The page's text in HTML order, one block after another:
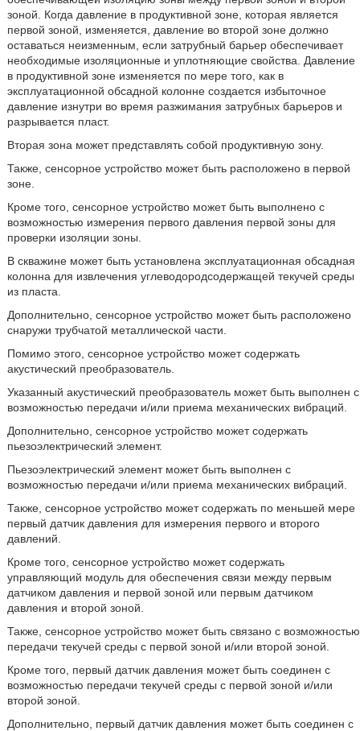
зоной. Когда давление в продуктивной зоне, которая является
первой зоной, изменяется, давление во второй зоне должно
оставаться неизменным, если затрубный барьер обеспечивает
необходимые изоляционные и уплотняющие свойства. Давление
в продуктивной зоне изменяется по мере того, как в
эксплуатационной обсадной колонне создается избыточное
давление изнутри во время разжимания затрубных барьеров и
разрывается пласт.
Вторая зона может представлять собой продуктивную зону.
Также, сенсорное устройство может быть расположено в первой
зоне.
Кроме того, сенсорное устройство может быть выполнено с
возможностью измерения первого давления первой зоны для
проверки изоляции зоны.
В скважине может быть установлена эксплуатационная обсадная
колонна для извлечения углеводородсодержащей текучей среды
из пласта.
Дополнительно, сенсорное устройство может быть расположено
снаружи трубчатой металлической части.
Помимо этого, сенсорное устройство может содержать
акустический преобразователь.
Указанный акустический преобразователь может быть выполнен с
возможностью передачи и/или приема механических вибраций.
Дополнительно, сенсорное устройство может содержать
пьезоэлектрический элемент.
Пьезоэлектрический элемент может быть выполнен с
возможностью передачи и/или приема механических вибраций.
Также, сенсорное устройство может содержать по меньшей мере
первый датчик давления для измерения первого и второго
давлений.
Кроме того, сенсорное устройство может содержать
управляющий модуль для обеспечения связи между первым
датчиком давления и первой зоной или первым датчиком
давления и второй зоной.
Также, сенсорное устройство может быть связано с возможностью
передачи текучей среды с первой зоной и/или второй зоной.
Кроме того, первый датчик давления может быть соединен с
возможностью передачи текучей среды с первой зоной и/или
второй зоной.
Дополнительно, первый датчик давления может быть соединен с